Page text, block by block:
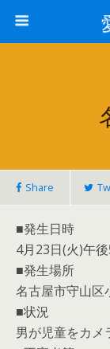
Share
■発生日時
4月23日(火)午
■発生場所
名古屋市守山区
■状況
男が児童をカメ